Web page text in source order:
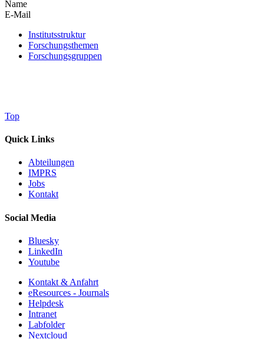
Name
E-Mail
Institutsstruktur
Forschungsthemen
Forschungsgruppen
Top
Quick Links
Abteilungen
IMPRS
Jobs
Kontakt
Social Media
Bluesky
LinkedIn
Youtube
Kontakt & Anfahrt
eResources - Journals
Helpdesk
Intranet
Labfolder
Nextcloud